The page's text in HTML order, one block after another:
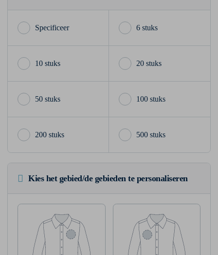
6 stuks
10 stuks 20 stuks
50 stuks 100 stuks
200 stuks 500 stuks
Kies het gebied/de gebieden te personaliseren